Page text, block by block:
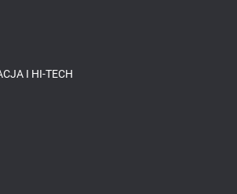
I HI-TECH